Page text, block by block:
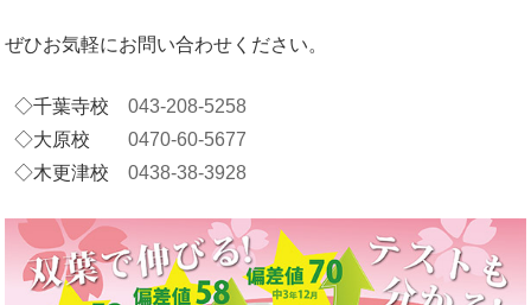
ぜひお気軽にお問い合わせください。
◇千葉寺校 043-208-5258
◇大原校 0470-60-5677
◇木更津校 0438-38-3928